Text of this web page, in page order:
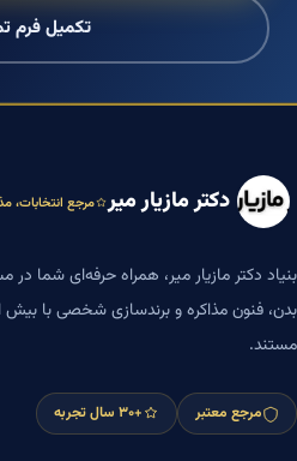
تکمیل فرم
دکتر مازیار میر مرجع انتخابات،
بنیاد دکتر مازیار میر، همراه حرفه‌ای شما در
مستند.
مرجع معتبر +۳۰ سال تجربه